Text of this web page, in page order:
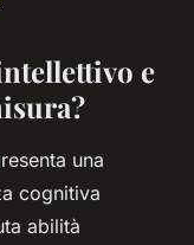
e
una
cognitiva
abilità